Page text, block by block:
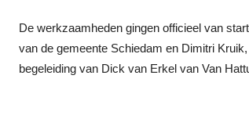
De werkzaamheden gingen officieel van
van de gemeente Schiedam en Dimitri
begeleiding van Dick van Erkel van Van